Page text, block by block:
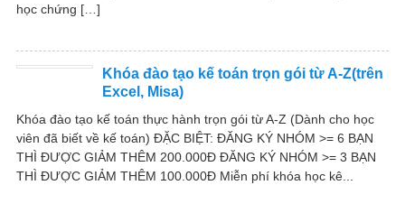
học chứng […]
Khóa đào tạo kế toán trọn gói từ A-Z(trên
Excel, Misa)
Khóa đào tạo kế toán thực hành trọn gói từ A-Z (Dành cho học
viên đã biết về kế toán) ĐẶC BIỆT: ĐĂNG KÝ NHÓM >= 6 BẠN
THÌ ĐƯỢC GIẢM THÊM 200.000Đ ĐĂNG KÝ NHÓM >= 3 BẠN
THÌ ĐƯỢC GIẢM THÊM 100.000Đ Miễn phí khóa học kê...